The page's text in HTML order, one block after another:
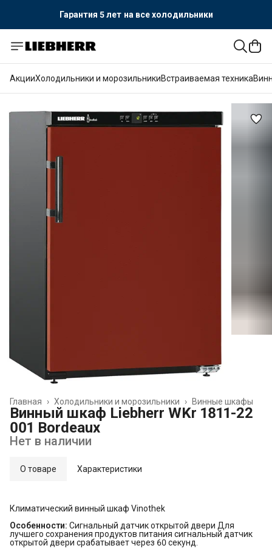
Гарантия 5 лет на все холодильники
АкцииХолодильники и морозильникиВстраиваемая техника
Винные шкафы
Холодильники и морозильники ›
Главная ›
Винный шкаф Liebherr WKr 1811-22
001 Bordeaux
Нет в наличии
О товаре Характеристики
Климатический винный шкаф Vinothek
Особенности: Сигнальный датчик открытой двери Для
лучшего сохранения продуктов питания сигнальный датчик
открытой двери срабатывает через 60 секунд.